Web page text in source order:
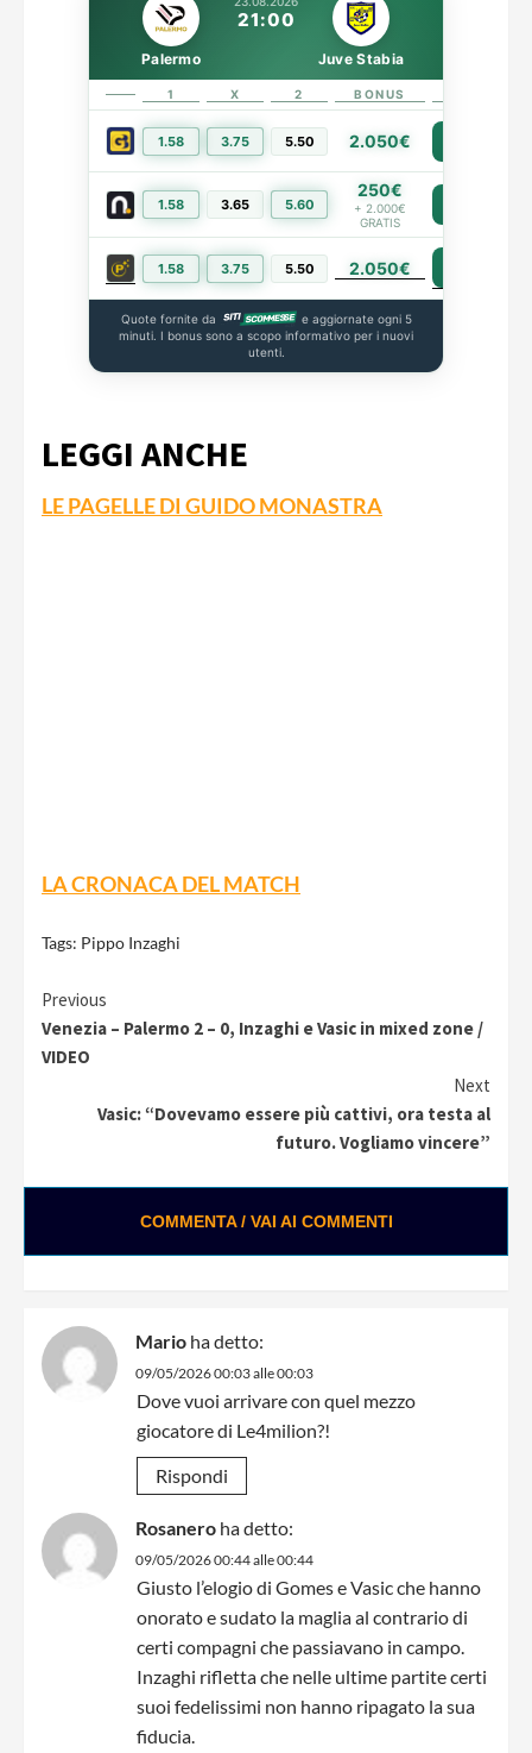
21:00
Palermo Juve Stabia
1 X 2 BONUS
1.58 3.75 5.50 2.050€
1.58 3.65 5.60
250€
+ 2.000€
GRATIS
1.58 3.75 5.50 2.050€
Quote fornite da
e aggiornate ogni 5
minuti. I bonus sono a scopo informativo per i nuovi
utenti.
LEGGI ANCHE
LE PAGELLE DI GUIDO MONASTRA
LA CRONACA DEL MATCH
Tags: Pippo Inzaghi
Continue
Reading
Previous
Venezia – Palermo 2 – 0, Inzaghi e Vasic in mixed zone /
VIDEO
Next
Vasic: “Dovevamo essere più cattivi, ora testa al
futuro. Vogliamo vincere”
COMMENTA / VAI AI COMMENTI
Mario ha detto:
09/05/2026 00:03 alle 00:03
Dove vuoi arrivare con quel mezzo
giocatore di Le4milion?!
Rispondi
Rosanero ha detto:
09/05/2026 00:44 alle 00:44
Giusto l’elogio di Gomes e Vasic che hanno
onorato e sudato la maglia al contrario di
certi compagni che passiavano in campo.
Inzaghi rifletta che nelle ultime partite certi
suoi fedelissimi non hanno ripagato la sua
fiducia.